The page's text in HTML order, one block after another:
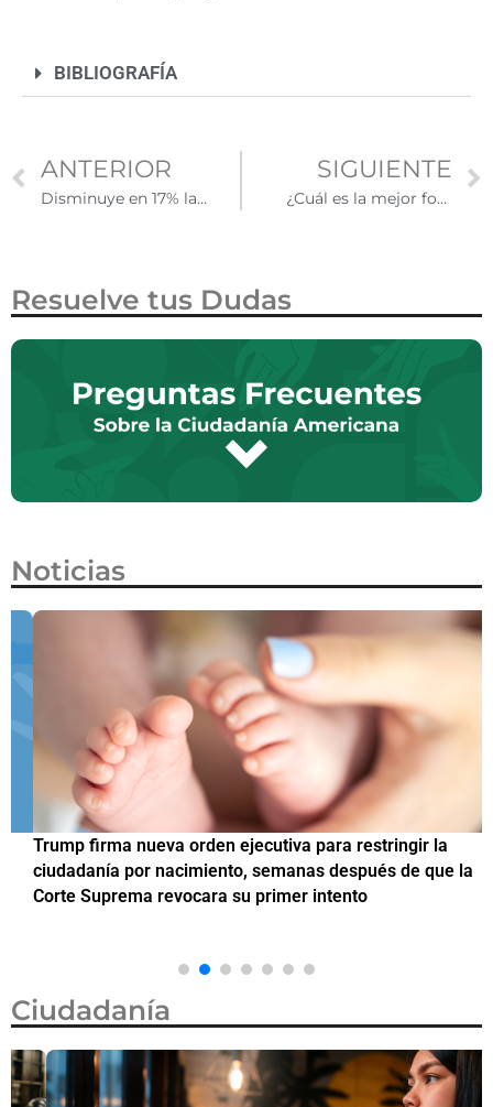
BIBLIOGRAFÍA
ANTERIOR
Disminuye en 17% la inscripción de estudiantes internacionales en EUA
SIGUIENTE
¿Cuál es la mejor forma de responder las preguntas de la entrevista para visa?
Resuelve tus Dudas
Noticias
Trump firma nueva orden ejecutiva para restringir la
ciudadanía por nacimiento, semanas después de que la
Corte Suprema revocara su primer intento
Ciudadanía